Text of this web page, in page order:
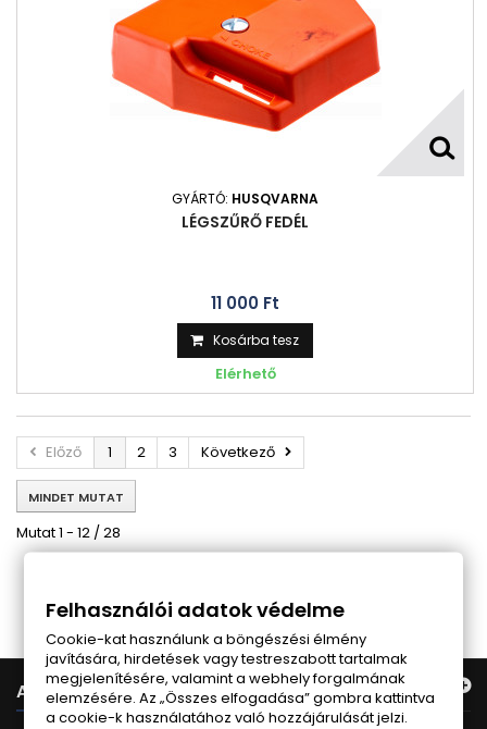
GYÁRTÓ: HUSQVARNA
LÉGSZŰRŐ FEDÉL
11 000 Ft‎
Kosárba tesz
Elérhető
Előző 1 2 3 Következő
MINDET MUTAT
Mutat 1 - 12 / 28
AJÁNLATUNK
Felhasználói adatok védelme
Cookie-kat használunk a böngészési élmény
javítására, hirdetések vagy testreszabott tartalmak
megjelenítésére, valamint a webhely forgalmának
elemzésére. Az „Összes elfogadása” gombra kattintva
a cookie-k használatához való hozzájárulását jelzi.